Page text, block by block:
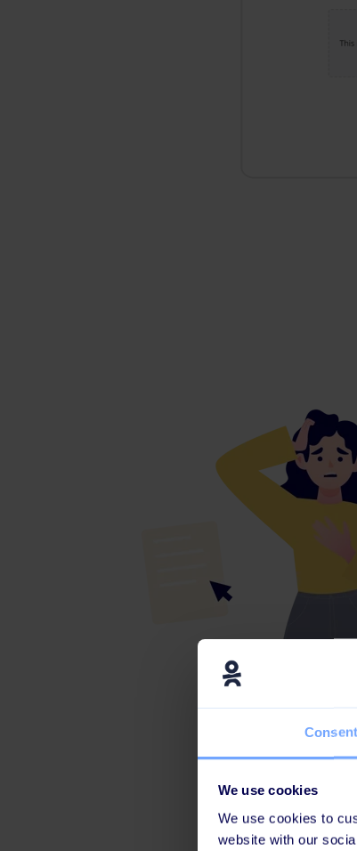
Consent
We use cookies
We use cookies to
website with our